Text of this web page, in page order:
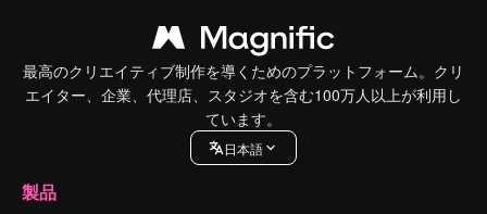
最高のクリエイティブ制作を導くためのプラットフォーム。クリ
エイター、企業、代理店、スタジオを含む100万人以上が利用し
ています。
日本語
製品